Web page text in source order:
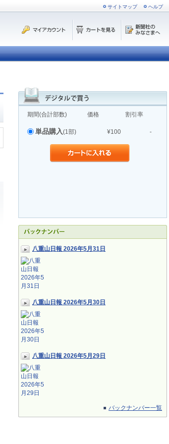
サイトマップ ヘルプ
期間(合計部数) 価格 割引率
単品購入(1部) ¥100 -
八重山日報 2026年5月31日
八重山日報 2026年5月30日
八重山日報 2026年5月29日
バックナンバー一覧